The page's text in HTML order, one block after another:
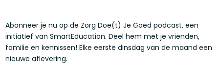
Abonneer je nu op de Zorg Doe(t) Je Goed podcast, een
initiatief van SmartEducation. Deel hem met je vrienden,
familie en kennissen! Elke eerste dinsdag van de maand een
nieuwe aflevering.